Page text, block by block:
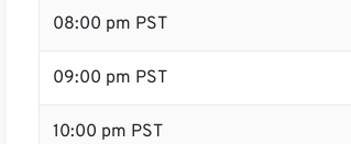
08:00 pm PST
09:00 pm PST
10:00 pm PST